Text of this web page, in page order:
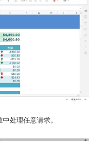
处理任意请求。